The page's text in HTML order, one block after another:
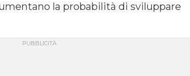
la probabilità di sviluppare